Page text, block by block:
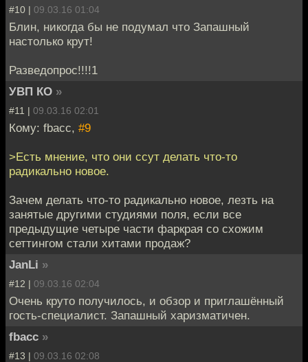
#10 | 09.03.16 01:04
Блин, никогда бы не подумал что Запашный
настолько крут!
Разведопрос!!!!1
УВП КО »
#11 | 09.03.16 02:01
Кому: fbacc, #9
>Есть мнение, что они ссут делать что-то
радикально новое.
Зачем делать что-то радикально новое, лезть на
занятые другими студиями поля, если все
предыдущие четыре части фаркрая со схожим
сеттингом стали хитами продаж?
JanLi »
#12 | 09.03.16 02:04
Очень круто получилось, и обзор и приглашённый
гость-специалист. Запашный харизматичен.
fbacc »
#13 | 09.03.16 02:08